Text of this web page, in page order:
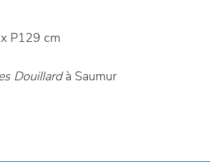
P129 cm
Douillardà Saumur